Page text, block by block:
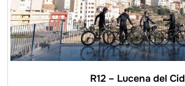
R12 – Lucena del Cid